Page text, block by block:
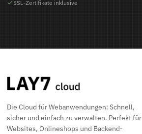
SSL-Zertifikate inklusive
Die Cloud für Webanwendungen: Schnell,
sicher und einfach zu verwalten. Perfekt für
Websites, Onlineshops und Backend-